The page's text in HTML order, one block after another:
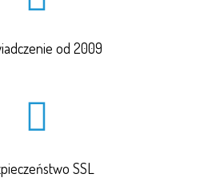
od 2009
SSL